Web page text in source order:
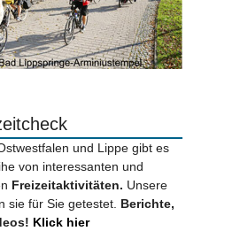
und Lippe gibt es
von interessanten und
Freizeitaktivitäten. Unsere
sie für Sie getestet. Berichte,
Klick hier